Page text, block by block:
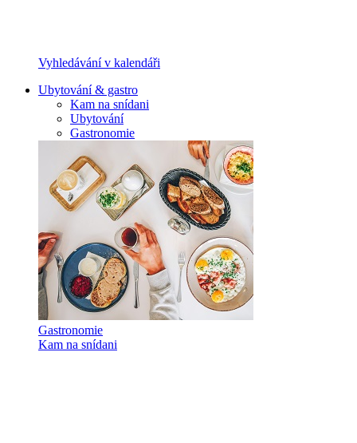
Vyhledávání v kalendáři
Ubytování & gastro
Kam na snídani
Ubytování
Gastronomie
Gastronomie
Kam na snídani